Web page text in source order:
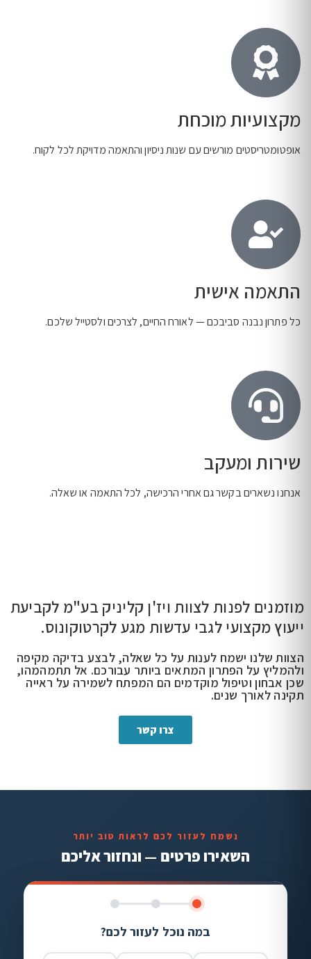
מקצועיות מוכחת
אופטומטריסטים מורשים עם שנות ניסיון והתאמה מדויקת לכל לקוח.
התאמה אישית
כל פתרון נבנה סביבכם — לאורח החיים, לצרכים ולסטייל שלכם.
שירות ומעקב
אנחנו נשארים בקשר גם אחרי הרכישה, לכל התאמה או שאלה.
מוזמנים לפנות לצוות ויז'ן קליניק בע"מ לקביעת
ייעוץ מקצועי לגבי עדשות מגע לקרטוקונוס.
הצוות שלנו ישמח לענות על כל שאלה, לבצע בדיקה מקיפה
ולהמליץ על הפתרון המתאים ביותר עבורכם. אל תתמהמהו,
שכן אבחון וטיפול מוקדמים הם המפתח לשמירה על ראייה
תקינה לאורך שנים.
צרו קשר
נשמח לעזור לכם לראות טוב יותר
השאירו פרטים — ונחזור אליכם
במה נוכל לעזור לכם?